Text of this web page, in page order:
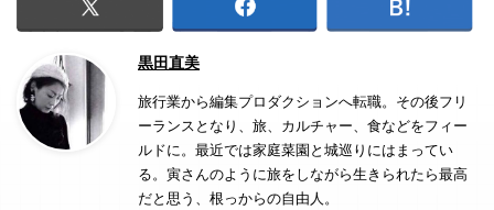
黒田直美
旅行業から編集プロダクションへ転職。その後フリ
ーランスとなり、旅、カルチャー、食などをフィー
ルドに。最近では家庭菜園と城巡りにはまってい
る。寅さんのように旅をしながら生きられたら最高
だと思う、根っからの自由人。